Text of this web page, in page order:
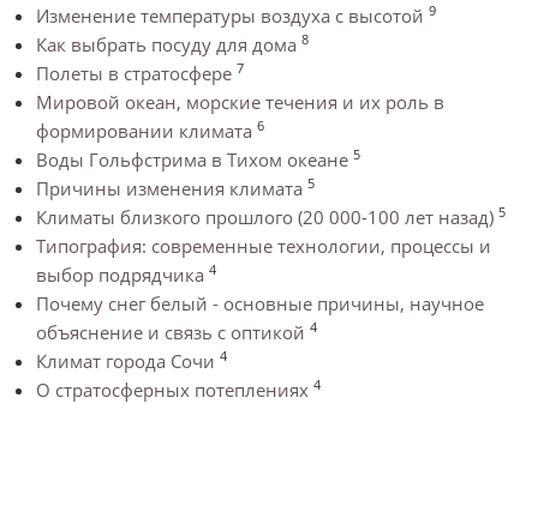
Изменение температуры воздуха с высотой 9
Как выбрать посуду для дома 8
Полеты в стратосфере 7
Мировой океан, морские течения и их роль в
формировании климата 6
Воды Гольфстрима в Тихом океане 5
Причины изменения климата 5
Климаты близкого прошлого (20 000-100 лет назад) 5
Типография: современные технологии, процессы и
выбор подрядчика 4
Почему снег белый - основные причины, научное
объяснение и связь с оптикой 4
Климат города Сочи 4
О стратосферных потеплениях 4